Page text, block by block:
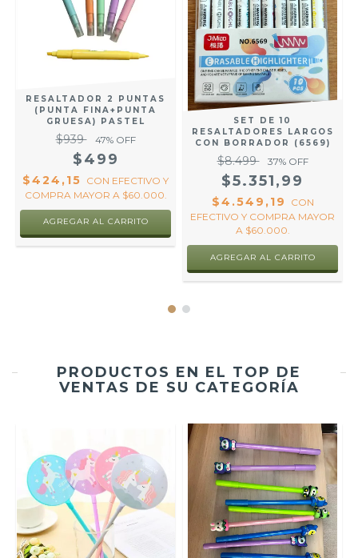
RESALTADOR 2 PUNTAS
(PUNTA FINA+PUNTA
GRUESA) PASTEL
$939 47% OFF
$499
$424,15 CON EFECTIVO Y
COMPRA MAYOR A $60.000.
AGREGAR AL CARRITO
SET DE 10
RESALTADORES LARGOS
CON BORRADOR (6569)
$8.499 37% OFF
$5.351,99
$4.549,19
CON
EFECTIVO Y COMPRA MAYOR
A $60.000.
PRODUCTOS EN EL TOP DE
VENTAS DE SU CATEGORÍA